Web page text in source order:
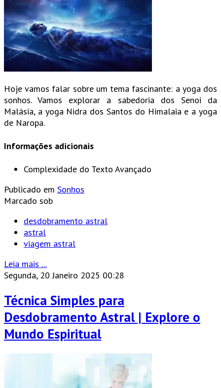
Hoje vamos falar sobre um tema fascinante: a yoga dos
sonhos. Vamos explorar a sabedoria dos Senoi da
Malásia, a yoga Nidra dos Santos do Himalaia e a yoga
de Naropa.
Informações adicionais
Complexidade do Texto Avançado
Publicado em Sonhos
Marcado sob
desdobramento astral
astral
viagem astral
Leia mais ...
Segunda, 20 Janeiro 2025 00:28
Técnica Simples para
Desdobramento Astral | Explore o
Mundo Espiritual